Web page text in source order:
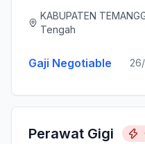
kepenataan anestesi
sesudah Tindakan
KABUPATEN
Tengah
Gaji Negotiable
Perawat Gigi